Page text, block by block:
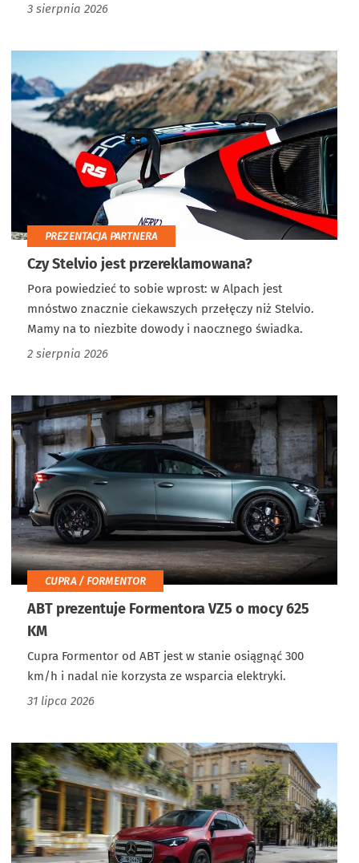
3 sierpnia 2026
PREZENTACJA PARTNERA
Czy Stelvio jest przereklamowana?
Pora powiedzieć to sobie wprost: w Alpach jest
mnóstwo znacznie ciekawszych przełęczy niż Stelvio.
Mamy na to niezbite dowody i naocznego świadka.
2 sierpnia 2026
CUPRA / FORMENTOR
ABT prezentuje Formentora VZ5 o mocy 625
KM
Cupra Formentor od ABT jest w stanie osiągnąć 300
km/h i nadal nie korzysta ze wsparcia elektryki.
31 lipca 2026